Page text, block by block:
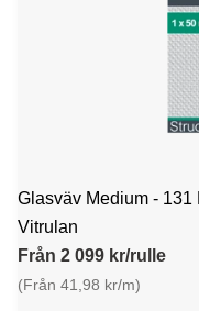
Glasväv Medium -
Vitrulan
Från 2 099 kr/rulle
(Från 41,98 kr/m)